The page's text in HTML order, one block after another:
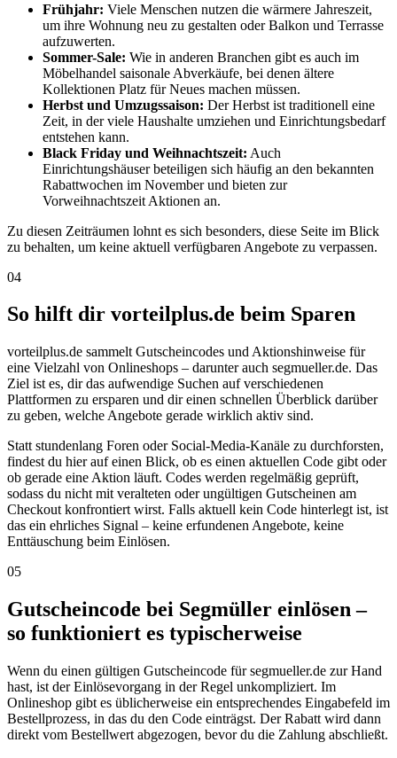
Frühjahr: Viele Menschen nutzen die wärmere Jahreszeit,
um ihre Wohnung neu zu gestalten oder Balkon und Terrasse
aufzuwerten.
Sommer-Sale: Wie in anderen Branchen gibt es auch im
Möbelhandel saisonale Abverkäufe, bei denen ältere
Kollektionen Platz für Neues machen müssen.
Herbst und Umzugssaison: Der Herbst ist traditionell eine
Zeit, in der viele Haushalte umziehen und Einrichtungsbedarf
entstehen kann.
Black Friday und Weihnachtszeit: Auch
Einrichtungshäuser beteiligen sich häufig an den bekannten
Rabattwochen im November und bieten zur
Vorweihnachtszeit Aktionen an.
Zu diesen Zeiträumen lohnt es sich besonders, diese Seite im Blick
zu behalten, um keine aktuell verfügbaren Angebote zu verpassen.
04
So hilft dir vorteilplus.de beim Sparen
vorteilplus.de sammelt Gutscheincodes und Aktionshinweise für
eine Vielzahl von Onlineshops – darunter auch segmueller.de. Das
Ziel ist es, dir das aufwendige Suchen auf verschiedenen
Plattformen zu ersparen und dir einen schnellen Überblick darüber
zu geben, welche Angebote gerade wirklich aktiv sind.
Statt stundenlang Foren oder Social-Media-Kanäle zu durchforsten,
findest du hier auf einen Blick, ob es einen aktuellen Code gibt oder
ob gerade eine Aktion läuft. Codes werden regelmäßig geprüft,
sodass du nicht mit veralteten oder ungültigen Gutscheinen am
Checkout konfrontiert wirst. Falls aktuell kein Code hinterlegt ist, ist
das ein ehrliches Signal – keine erfundenen Angebote, keine
Enttäuschung beim Einlösen.
05
Gutscheincode bei Segmüller einlösen –
so funktioniert es typischerweise
Wenn du einen gültigen Gutscheincode für segmueller.de zur Hand
hast, ist der Einlösevorgang in der Regel unkompliziert. Im
Onlineshop gibt es üblicherweise ein entsprechendes Eingabefeld im
Bestellprozess, in das du den Code einträgst. Der Rabatt wird dann
direkt vom Bestellwert abgezogen, bevor du die Zahlung abschließt.